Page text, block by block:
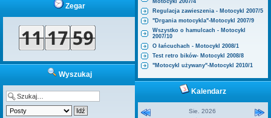
Zegar
Wyszukaj
Motocykl 2007/4
Regulacja zawieszenia - Motocykl 2007/5
"Drgania motocykla"-Motocykl 2007/9
Wszystko o hamulcach - Motocykl
2007/10
O łańcuchach - Motocykl 2008/1
Test retro bików- Motocykl 2008/8
"Motocykl używany"-Motocykl 2010/1
Kalendarz
Sie. 2026